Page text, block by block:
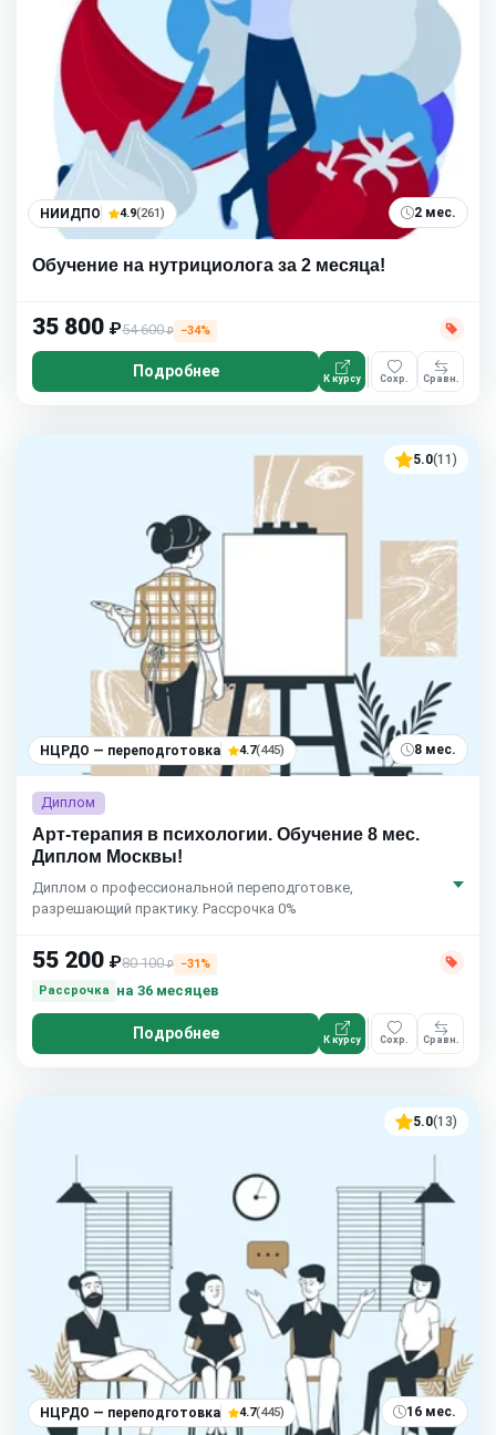
НИИДПО 4.9(261) 2 мес.
Обучение на нутрициолога за 2 месяца!
35 800 ₽54 600₽ −34%
Подробнее К курсу Сохр. Сравн.
5.0(11)
НЦРДО — переподготовка 4.7(445) 8 мес.
Диплом
Арт-терапия в психологии. Обучение 8 мес.
Диплом Москвы!
Диплом о профессиональной переподготовке,
разрешающий практику. Рассрочка 0%
55 200 ₽80 100₽
−31%
Рассрочка
на 36 месяцев
Подробнее К курсу Сохр. Сравн.
5.0(13)
НЦРДО — переподготовка 4.7(445) 16 мес.